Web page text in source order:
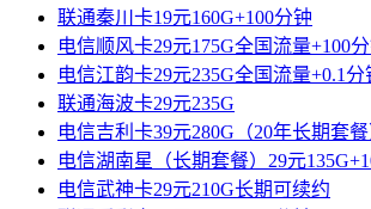
联通秦川卡19元160G+100分钟
电信顺风卡29元175G全国流量+100
电信江韵卡29元235G全国流量+0.1
联通海波卡29元235G
电信吉利卡39元280G（20年长期套餐
电信湖南星（长期套餐）29元
电信武神卡29元210G长期可续约